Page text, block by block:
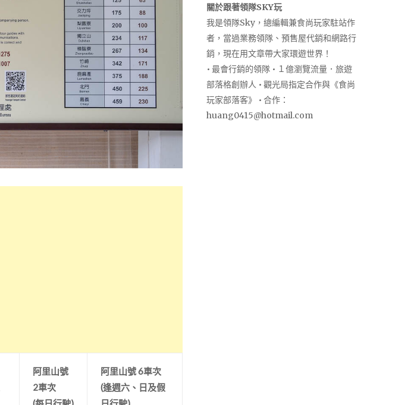
阿里山號
2車次
阿里山號 6車次
(逢週六、日及假
關於跟著領隊SKY玩
我是領隊Sky，總編輯兼食尚玩家駐站作
者，當過業務領隊、預售屋代銷和網路行
銷，現在用文章帶大家環遊世界！
• 最會行銷的領隊 • １億瀏覽流量．旅遊
部落格創辦人 • 觀光局指定合作與《食尚
玩家部落客》 • 合作：
huang0415@hotmail.com